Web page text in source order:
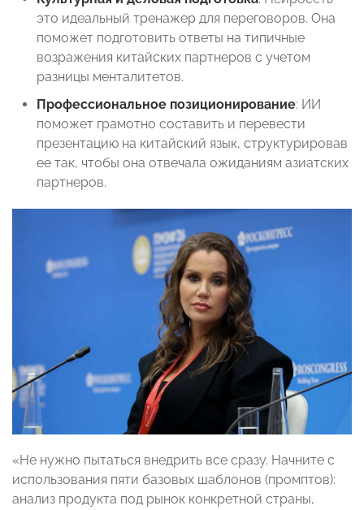
это идеальный тренажер для переговоров. Она
поможет подготовить ответы на типичные
возражения китайских партнеров с учетом
разницы менталитетов.
Профессиональное позиционирование: ИИ
поможет грамотно составить и перевести
презентацию на китайский язык, структурировав
ее так, чтобы она отвечала ожиданиям азиатских
партнеров.
«Не нужно пытаться внедрить все сразу. Начните с
использования пяти базовых шаблонов (промптов):
анализ продукта под рынок конкретной страны,